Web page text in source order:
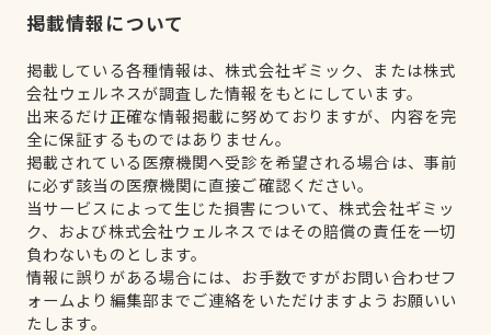
掲載情報について
掲載している各種情報は、株式会社ギミック、または株式
会社ウェルネスが調査した情報をもとにしています。
出来るだけ正確な情報掲載に努めておりますが、内容を完
全に保証するものではありません。
掲載されている医療機関へ受診を希望される場合は、事前
に必ず該当の医療機関に直接ご確認ください。
当サービスによって生じた損害について、株式会社ギミッ
ク、および株式会社ウェルネスではその賠償の責任を一切
負わないものとします。
情報に誤りがある場合には、お手数ですがお問い合わせフ
ォームより編集部までご連絡をいただけますようお願いい
たします。